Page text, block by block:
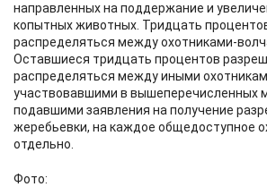
направленных на поддержание и
копытных животных. Тридцать
распределяться между охотниками-
Оставшиеся тридцать процентов
распределяться между иными
участвовавшими в вышеперечисленных
подавшими заявления на получение
жеребьевки, на каждое общедоступное
отдельно.
Фото: